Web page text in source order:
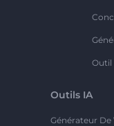
Outil
Outils IA
Générateur De